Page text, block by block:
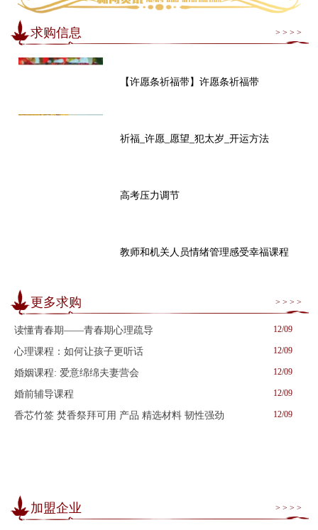
求购信息 > > > >
【许愿条祈福带】许愿条祈福带
祈福_许愿_愿望_犯太岁_开运方法
高考压力调节
教师和机关人员情绪管理感受幸福课程
更多求购 > > > >
读懂青春期——青春期心理疏导 12/09
心理课程：如何让孩子更听话 12/09
婚姻课程: 爱意绵绵夫妻营会 12/09
婚前辅导课程 12/09
香芯竹签 焚香祭拜可用 产品 精选材料 韧性强劲 12/09
加盟企业 > > > >